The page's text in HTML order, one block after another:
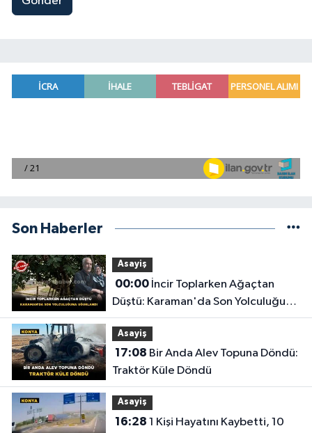
Son Haberler
Asayiş
00:00İncir Toplarken Ağaçtan
Düştü: Karaman'da Son Yolculuğuna
Uğurlandı
Asayiş
17:08
Traktör Küle Döndü
Asayiş
16:28